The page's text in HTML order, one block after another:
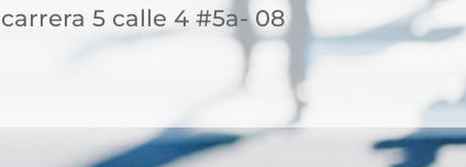
carrera 5 calle 4 #5a- 08